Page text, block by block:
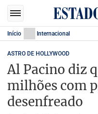
Início Internacional
ASTRO DE HOLLYWOOD
Al Pacino diz
milhões com
desenfreado